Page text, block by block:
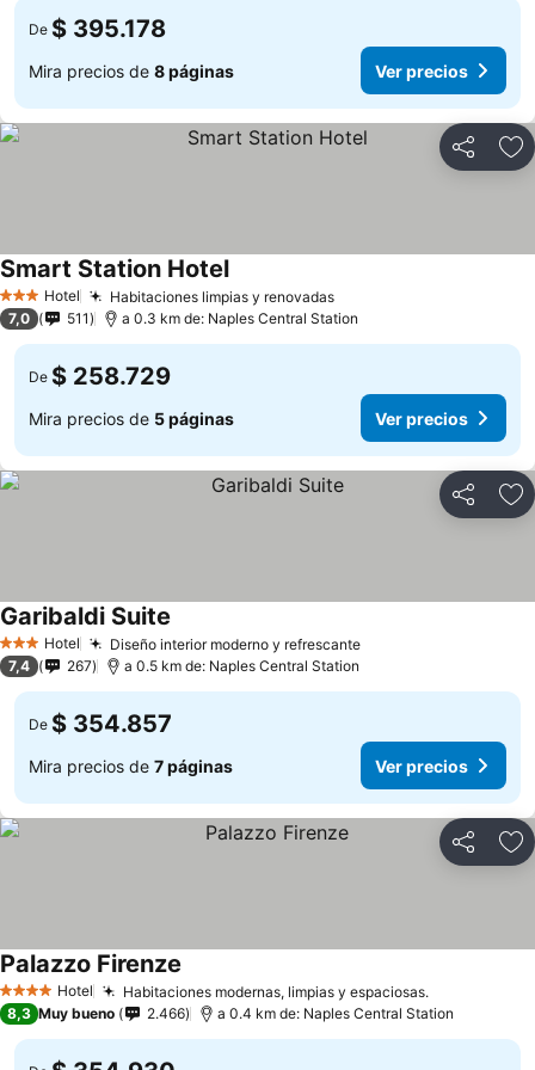
De $ 395.178
Mira precios de 8 páginas Ver precios
Compartir
3 Estrellas
Hotel Habitaciones limpias y renovadasVer precios
Smart Station HotelVer precios
7,0 511 a 0.3 km de: Naples Central Station
De $ 258.729
Mira precios de 5 páginas Ver precios
Compartir
3 Estrellas
Hotel Diseño interior moderno y refrescanteVer precios
Garibaldi Suite
7,4 267 a 0.5 km de: Naples Central Station
De $ 354.857
Mira precios de 7 páginas Ver precios
Compartir
4 EstrellasHotel Habitaciones modernas, limpias y espaciosas.Ver precios
Palazzo Firenze
8,3 Muy bueno 2.466 a 0.4 km de: Naples Central Station